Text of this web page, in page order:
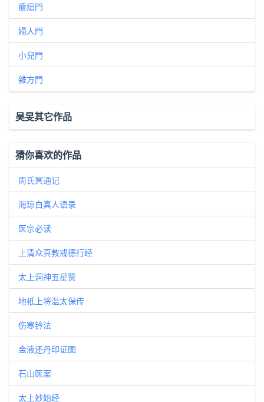
瘡瘍門
婦人門
小兒門
雜方門
吴旻其它作品
猜你喜欢的作品
周氏冥通记
海琼白真人语录
医宗必读
上清众真教戒德行经
太上洞神五星赞
地祇上将温太保传
伤寒钤法
金液还丹印证图
石山医案
太上妙始经